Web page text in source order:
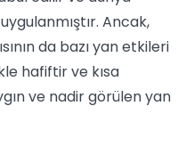
Ancak,
da bazı yan etkileri
hafiftir ve kısa
ve nadir görülen yan